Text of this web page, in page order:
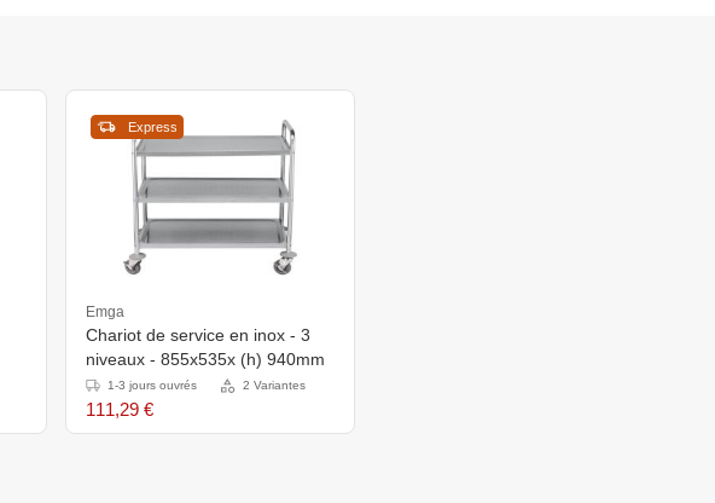
Express
Emga
Chariot de service en inox - 3
niveaux - 855x535x (h) 940mm
1-3 jours ouvrés 2 Variantes
111,29 €